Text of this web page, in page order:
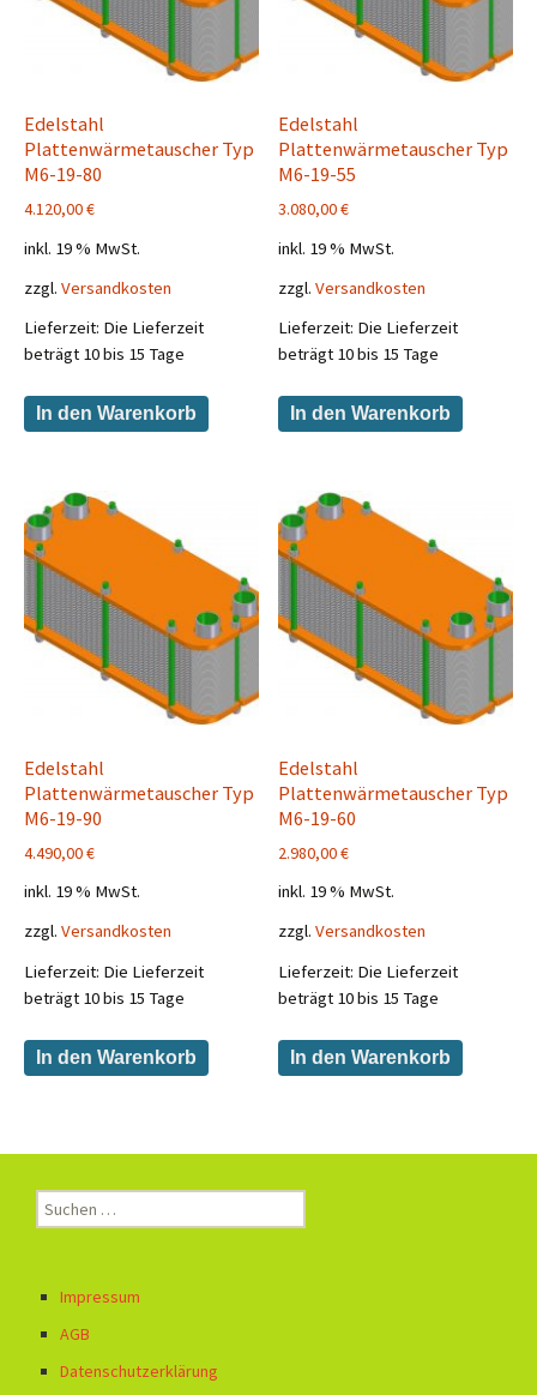
Edelstahl
Plattenwärmetauscher Typ
M6-19-80
4.120,00€
inkl. 19 % MwSt.
zzgl. Versandkosten
Lieferzeit: Die Lieferzeit
beträgt 10 bis 15 Tage
In den Warenkorb
Edelstahl
Plattenwärmetauscher Typ
M6-19-55
3.080,00€
inkl. 19 % MwSt.
zzgl.Versandkosten
Lieferzeit: Die Lieferzeit
beträgt 10 bis 15 Tage
In den Warenkorb
Edelstahl
Plattenwärmetauscher Typ
M6-19-90
4.490,00€
inkl. 19 % MwSt.
zzgl. Versandkosten
Lieferzeit: Die Lieferzeit
beträgt 10 bis 15 Tage
In den Warenkorb
Edelstahl
Plattenwärmetauscher Typ
M6-19-60
2.980,00€
inkl. 19 % MwSt.
zzgl.Versandkosten
Lieferzeit: Die Lieferzeit
beträgt 10 bis 15 Tage
In den Warenkorb
Suchen
nach:
Impressum
AGB
Datenschutzerklärung